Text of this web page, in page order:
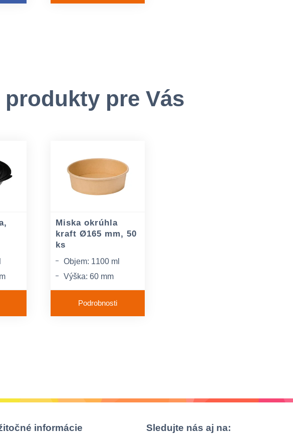
produkty pre Vás
Miska okrúhla
kraft Ø165 mm, 50
ks
Objem: 1100 ml
Výška: 60 mm
Priemer: 165 mm
Podrobnosti
informácie Sledujte nás aj na: